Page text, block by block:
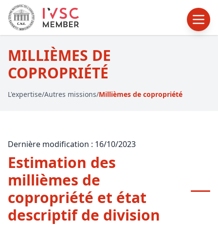
MILLIÈMES DE
COPROPRIÉTÉ
L'expertise/Autres missions/Millièmes de copropriété
Dernière modification : 16/10/2023
Estimation des
millièmes de
copropriété et état
descriptif de division